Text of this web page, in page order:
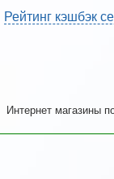
Рейтинг кэшбэк
Интернет магазины